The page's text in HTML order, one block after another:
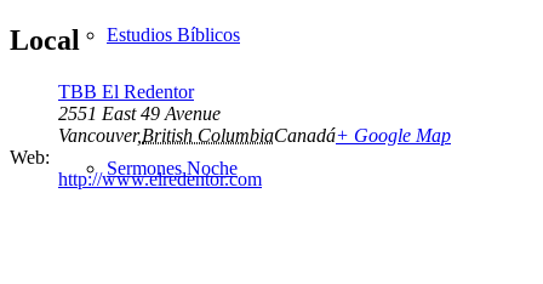
Estudios Bíblicos
Sermones Noche
Local
TBB El Redentor
2551 East 49 Avenue
Vancouver,British ColumbiaCanadá+ Google Map
Web:
http://www.elredentor.com